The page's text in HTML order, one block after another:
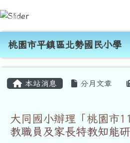
跳至主內容區
桃園市平鎮區北勢國
導覽列
桃園市平鎮區北勢國民小學
本站消息 分月文章
大同國小辦理「桃園市
教職員及家長特教知能研